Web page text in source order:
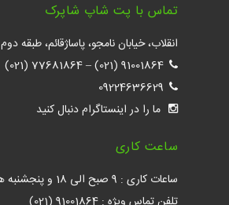
تماس با پت شاپ شاپرک
انقلاب، خیابان نامجو، پاساژقائم، طبقه دوم
91001864 (021)
–
77681864 (021)
09224636629
ما را در اینستاگرام دنبال کنید
ساعت کاری
ساعات کاری : 9 صبح الی 18 و پنجشنبه ها 9 صبح الی 14